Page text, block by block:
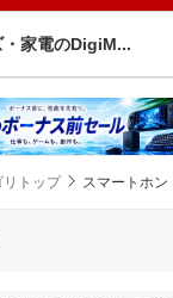
・家電のDigiM
リトップ スマートホン